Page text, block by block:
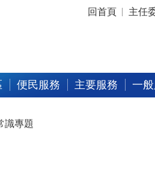
:::
回首頁 主任
便民服務 主要服務 一
識專題